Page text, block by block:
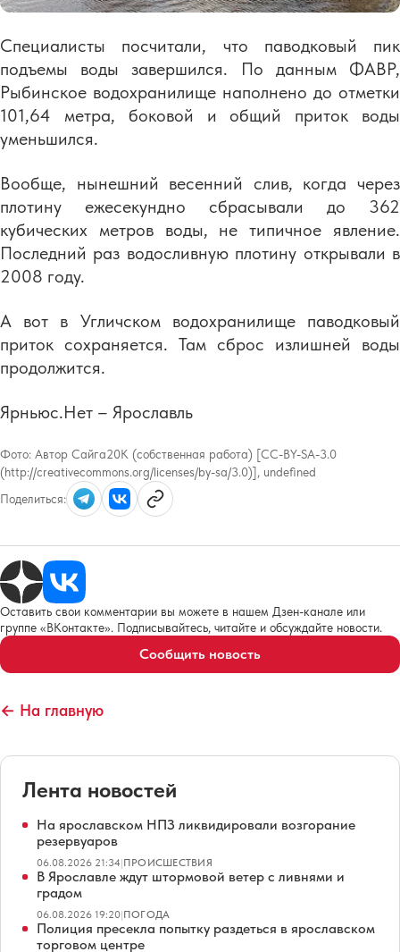
Специалисты посчитали, что паводковый пик
подъемы воды завершился. По данным ФАВР,
Рыбинское водохранилище наполнено до отметки
101,64 метра, боковой и общий приток воды
уменьшился.
Вообще, нынешний весенний слив, когда через
плотину ежесекундно сбрасывали до 362
кубических метров воды, не типичное явление.
Последний раз водосливную плотину открывали в
2008 году.
А вот в Угличском водохранилище паводковый
приток сохраняется. Там сброс излишней воды
продолжится.
Ярньюс.Нет – Ярославль
Фото: Автор Сайга20К (собственная работа) [CC-BY-SA-3.0
(http://creativecommons.org/licenses/by-sa/3.0)], undefined
Поделиться:
Оставить свои комментарии вы можете в нашем Дзен-канале или
группе «ВКонтакте». Подписывайтесь, читайте и обсуждайте новости.
Сообщить новость
← На главную
Лента новостей
На ярославском НПЗ ликвидировали возгорание
резервуаров
06.08.2026 21:34|ПРОИСШЕСТВИЯ
В Ярославле ждут штормовой ветер с ливнями и
градом
06.08.2026 19:20|ПОГОДА
Полиция пресекла попытку раздеться в ярославском
торговом центре